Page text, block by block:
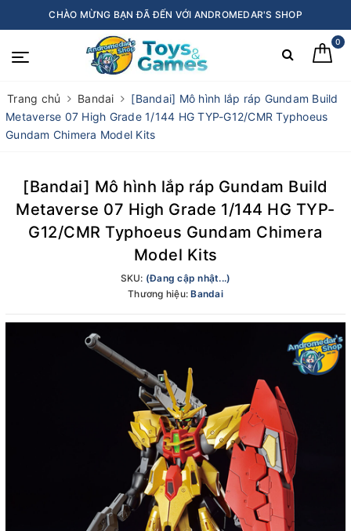
CHÀO MỪNG BẠN ĐÃ ĐẾN VỚI ANDROMEDAR'S SHOP
0
Trang chủ Bandai
[Bandai] Mô hình lắp ráp Gundam Build
Metaverse 07 High Grade 1/144 HG TYP-G12/CMR Typhoeus
Gundam Chimera Model Kits
[Bandai] Mô hình lắp ráp Gundam Build
Metaverse 07 High Grade 1/144 HG TYP-
G12/CMR Typhoeus Gundam Chimera
Model Kits
SKU: (Đang cập nhật...)
Thương hiệu:Bandai